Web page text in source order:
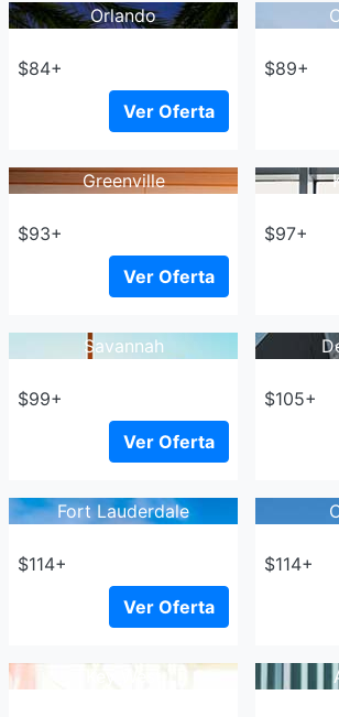
Orlando
$84+
Ver Oferta
$89+
Greenville
$93+
Ver Oferta
$97+
Savannah
$99+
Ver Oferta
$105+
Fort Lauderdale
$114+
Ver Oferta
$114+